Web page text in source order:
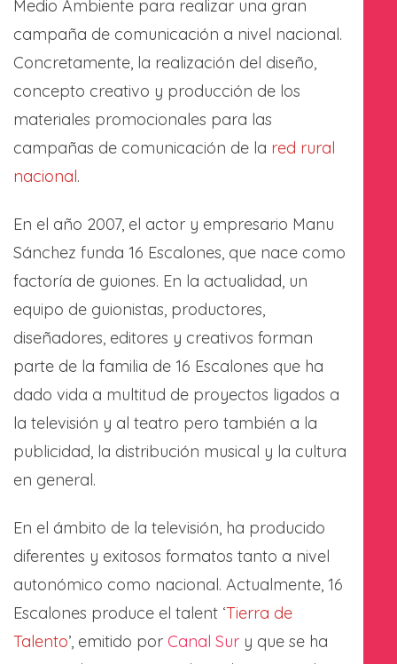
Medio Ambiente para realizar una gran
campaña de comunicación a nivel nacional.
Concretamente, la realización del diseño,
concepto creativo y producción de los
materiales promocionales para las
campañas de comunicación de la red rural
nacional.
En el año 2007, el actor y empresario Manu
Sánchez funda 16 Escalones, que nace como
factoría de guiones. En la actualidad, un
equipo de guionistas, productores,
diseñadores, editores y creativos forman
parte de la familia de 16 Escalones que ha
dado vida a multitud de proyectos ligados a
la televisión y al teatro pero también a la
publicidad, la distribución musical y la cultura
en general.
En el ámbito de la televisión, ha producido
diferentes y exitosos formatos tanto a nivel
autonómico como nacional. Actualmente, 16
Escalones produce el talent ‘Tierra de
Talento’, emitido por Canal Sur y que se ha